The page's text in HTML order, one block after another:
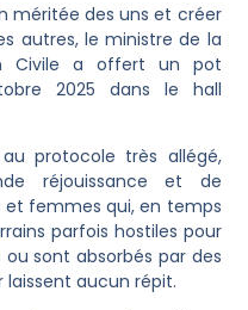
méritée des uns et créer
autres, le ministre de la
Civile a offert un pot
2025 dans le hall
protocole très allégé,
réjouissance et de
et femmes qui, en temps
parfois hostiles pour
sont absorbés par des
aucun répit.